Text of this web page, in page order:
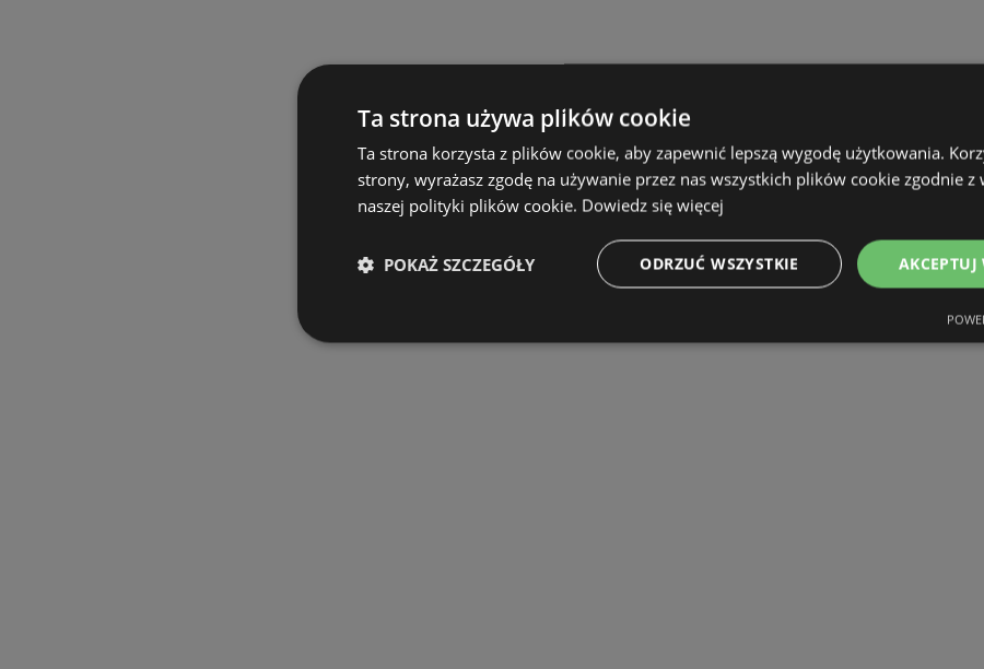
Ta strona używa plików cookie
Ta strona korzysta z plików cookie, aby zapewnić lepszą wygodę użytkowania.
strony, wyrażasz zgodę na używanie przez nas wszystkich plików cookie zgodnie z
naszej polityki plików cookie. Dowiedz się więcej
AKCEPTUJ
ODRZUĆ WSZYSTKIE
POKAŻ SZCZEGÓŁY